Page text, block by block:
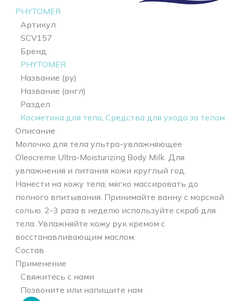
PHYTOMER
Артикул
SCV157
Бренд
PHYTOMER
Название (ру)
Название (англ)
Раздел
Косметика для тела, Средства для ухода за телом
Описание
Молочко для тела ультра-увлажняющее
Oleocreme Ultra-Moisturizing Body Milk. Для
увлажнения и питания кожи круглый год.
Нанести на кожу тела, мягко массировать до
полного впитывания. Принимайте ванну с морской
солью. 2-3 раза в неделю используйте скраб для
тела. Увлажняйте кожу рук кремом с
восстанавливающим маслом.
Состав
Применение
Свяжитесь с нами
Позвоните или напишите нам